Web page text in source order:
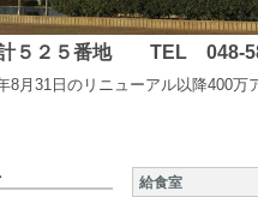
計５２５番地 TEL
8月31日のリニューアル以降400
給食室